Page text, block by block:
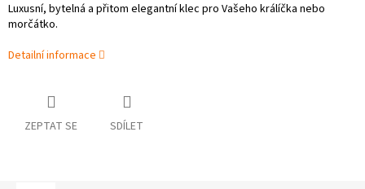
Luxusní, bytelná a přitom elegantní klec pro Vašeho králíčka nebo
morčátko.
Detailní informace
ZEPTAT SE SDÍLET